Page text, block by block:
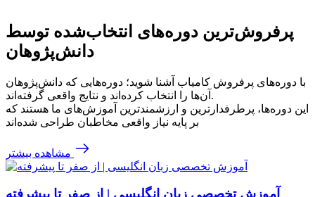
پرفروش‌ترین‌ دوره‌های انتخاب‌شده توسط
دانش‌پژوهان
با دوره‌های پرفروش کامیاب آشنا شوید؛ دوره‌هایی که دانش‌پژوهان
آن‌ها را انتخاب کرده‌اند و نتایج واقعی گرفته‌اند.
این دوره‌ها، پرطرفدارترین و ارزشمندترین آموزش‌های ما هستند که
بر پایه نیاز واقعی مخاطبان طراحی شده‌اند
مشاهده بیشتر
آموزش تخصصی زبان انگلیسی | از صفر تا پیشرفته